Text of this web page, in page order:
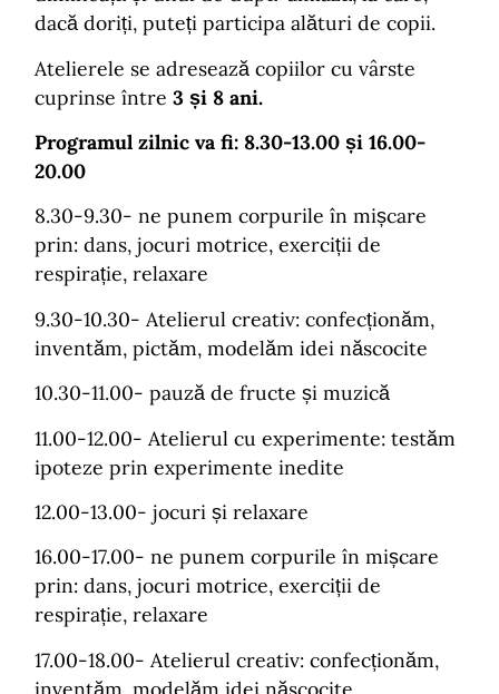
dacă doriți, puteți participa alături de copii.
Atelierele se adresează copiilor cu vârste
cuprinse între3 și 8 ani.
Programul zilnic va fi: 8.30-13.00 și 16.00-
20.00
8.30-9.30- ne punem corpurile în mișcare
prin: dans, jocuri motrice, exerciții de
respirație, relaxare
9.30-10.30- Atelierul creativ: confecționăm,
inventăm, pictăm, modelăm idei născocite
10.30-11.00- pauză de fructe și muzică
11.00-12.00- Atelierul cu experimente: testăm
ipoteze prin experimente inedite
12.00-13.00- jocuri și relaxare
16.00-17.00- ne punem corpurile în mișcare
prin: dans, jocuri motrice, exerciții de
respirație, relaxare
17.00-18.00- Atelierul creativ: confecționăm,
inventăm, modelăm idei născocite